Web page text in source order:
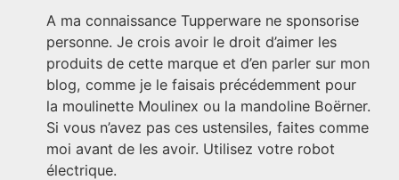
A ma connaissance Tupperware ne sponsorise
personne. Je crois avoir le droit d’aimer les
produits de cette marque et d’en parler sur mon
blog, comme je le faisais précédemment pour
la moulinette Moulinex ou la mandoline Boërner.
Si vous n’avez pas ces ustensiles, faites comme
moi avant de les avoir. Utilisez votre robot
électrique.